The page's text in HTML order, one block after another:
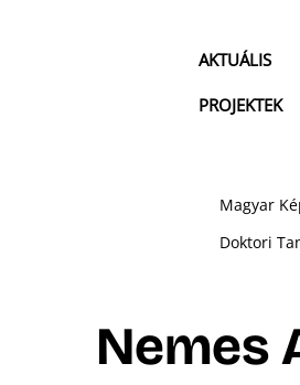
AKTUÁLIS
PROJEKTEK
Magyar
Doktori
Nemes